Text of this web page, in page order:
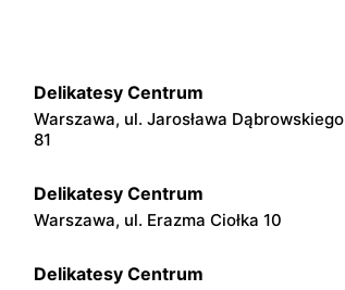
Delikatesy Centrum
Warszawa, ul. Jarosława Dąbrowskiego
81
Delikatesy Centrum
Warszawa, ul. Erazma Ciołka 10
Delikatesy Centrum